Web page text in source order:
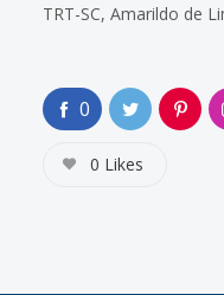
TRT-SC, Amarildo de
0
0 Likes